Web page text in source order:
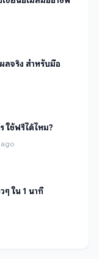
ลจริง สำหรับมือ
ช้ฟรีได้ไหม?
ago
ๆ ใน 1 นาที